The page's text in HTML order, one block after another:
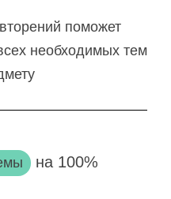
поможет
необходимых тем
на 100%